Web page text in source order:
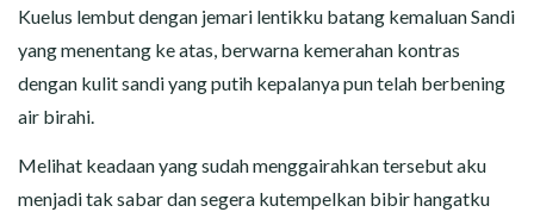
Kuelus lembut dengan jemari lentikku batang kemaluan Sandi
yang menentang ke atas, berwarna kemerahan kontras
dengan kulit sandi yang putih kepalanya pun telah berbening
air birahi.
Melihat keadaan yang sudah menggairahkan tersebut aku
menjadi tak sabar dan segera kutempelkan bibir hangatku